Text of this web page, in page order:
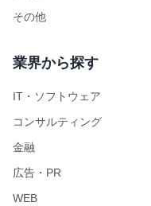
その他
業界から探す
IT・ソフトウェア
コンサルティング
金融
広告・PR
WEB